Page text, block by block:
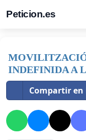
Peticion.es
INDEFINIDA A
Compartir en